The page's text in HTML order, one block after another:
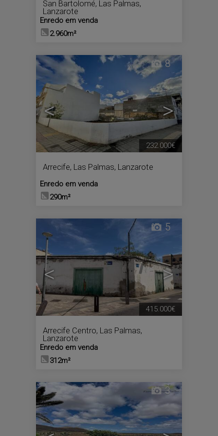
San Bartolomé, Las Palmas,
Lanzarote
Enredo em venda
2.960m²
< >
8
Arrecife, Las Palmas, Lanzarote
Enredo em venda
290m²
232.000€
< >
5
Arrecife Centro, Las Palmas,
Lanzarote
Enredo em venda
312m²
415.000€
3